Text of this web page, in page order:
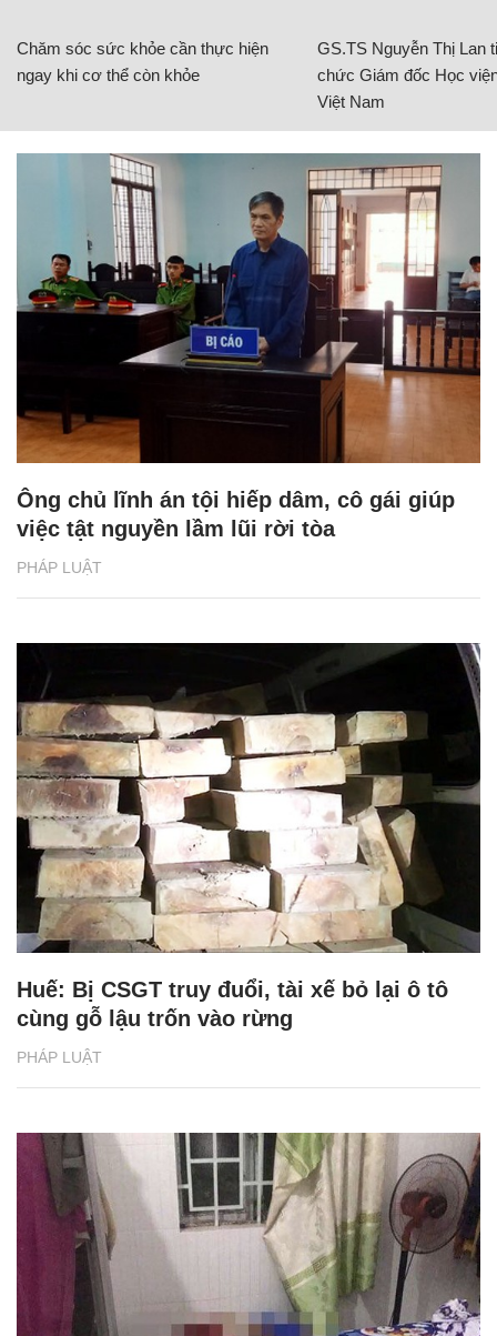
Chăm sóc sức khỏe cần thực hiện
ngay khi cơ thể còn khỏe
GS.TS Nguyễn Thị Lan
chức Giám đốc Học
Việt Nam
PHÁP LUẬT
Ông chủ lĩnh án tội hiếp dâm, cô gái giúp
việc tật nguyền lầm lũi rời tòa
PHÁP LUẬT
Huế: Bị CSGT truy đuổi, tài xế bỏ lại ô tô
cùng gỗ lậu trốn vào rừng